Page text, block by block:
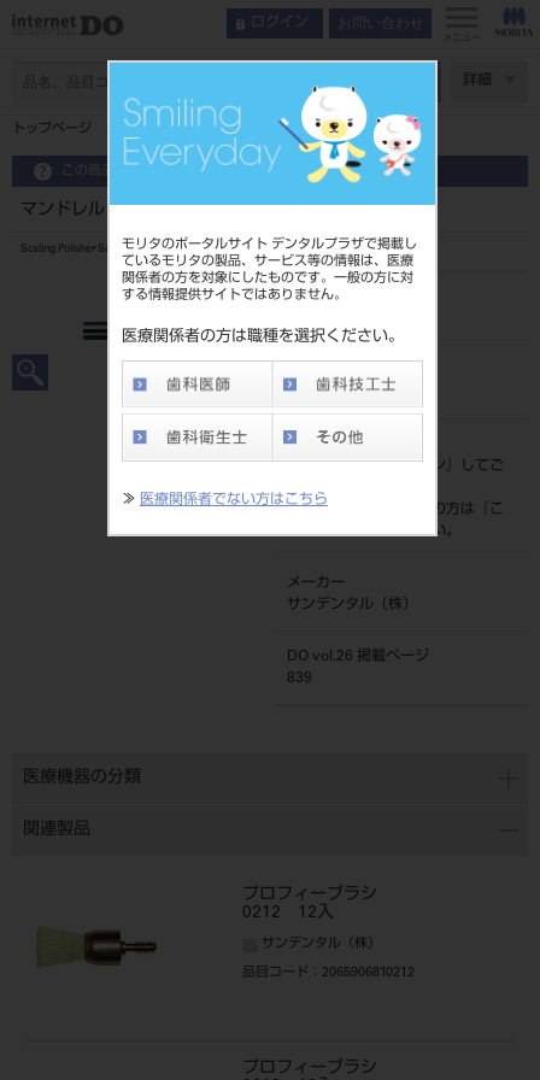
モリタのポータルサイト デンタルプラザで掲載し
ているモリタの製品、サービス等の情報は、医療
関係者の方を対象にしたものです。一般の方に対
する情報提供サイトではありません。
医療関係者の方は職種を選択ください。
≫ 医療関係者でない方はこちら
ログイン お問い合わせ
メニュー
詳細
トップページ マンドレル 1301 12入 （ヤング）
この商品に関するお問い合わせ
マンドレル 1301 12入 （ヤング）
Scaling Polisher Scaling Brush Mandrel
品目コード
4560301443365
標準価格
価格の確認は『ログイン
』してご
ネット会員登録がまだの方は『
こ
ちら』より登録ください。
メーカー
サンデンタル（株）
DO vol.26 掲載ページ
839
医療機器の分類
関連製品
プロフィーブラシ
0212 12入
サンデンタル（株）
品目コード ：2065906810212
プロフィーブラシ